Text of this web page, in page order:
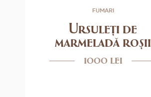
FUMARI
Ursuleți de
marmeladă roșii
1000 lei